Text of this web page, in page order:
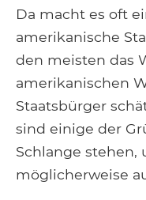
Da macht es oft
amerikanische
den meisten das
amerikanischen
Staatsbürger
sind einige der
Schlange stehen,
möglicherweise